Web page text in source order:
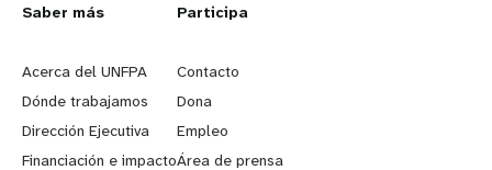
L
e
a
r
Saber más
Acerca del UNFPA
Dónde trabajamos
Dirección Ejecutiva
Financiación e impacto
G
o
b
e
Participa
Contacto
Dona
Empleo
Área de prensa